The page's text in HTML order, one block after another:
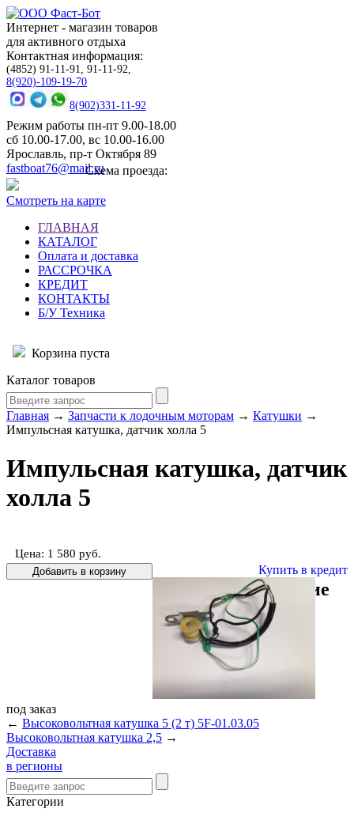
Интернет - магазин товаров
для активного отдыха
Контактная информация:
(4852) 91-11-91, 91-11-92,
8(920)-109-19-70
8(902)331-11-92
Режим работы пн-пт 9.00-18.00
сб 10.00-17.00, вс 10.00-16.00
Ярославль, пр-т Октября 89
fastboat76@mail.ruСхема проезда:
Смотреть на карте
ГЛАВНАЯ
КАТАЛОГ
Оплата и доставка
РАССРОЧКА
КРЕДИТ
КОНТАКТЫ
Б/У Техника
Корзина пуста
Каталог товаров
Главная → Запчасти к лодочным моторам → Катушки →
Импульсная катушка, датчик холла 5
Импульсная катушка, датчик
холла 5
Цена: 1 580 руб.
Купить в кредит
Подробное описание
под заказ
← Высоковольтная катушка 5 (2 т) 5F-01.03.05
Высоковольтная катушка 2,5 →
Доставка
в регионы
Категории